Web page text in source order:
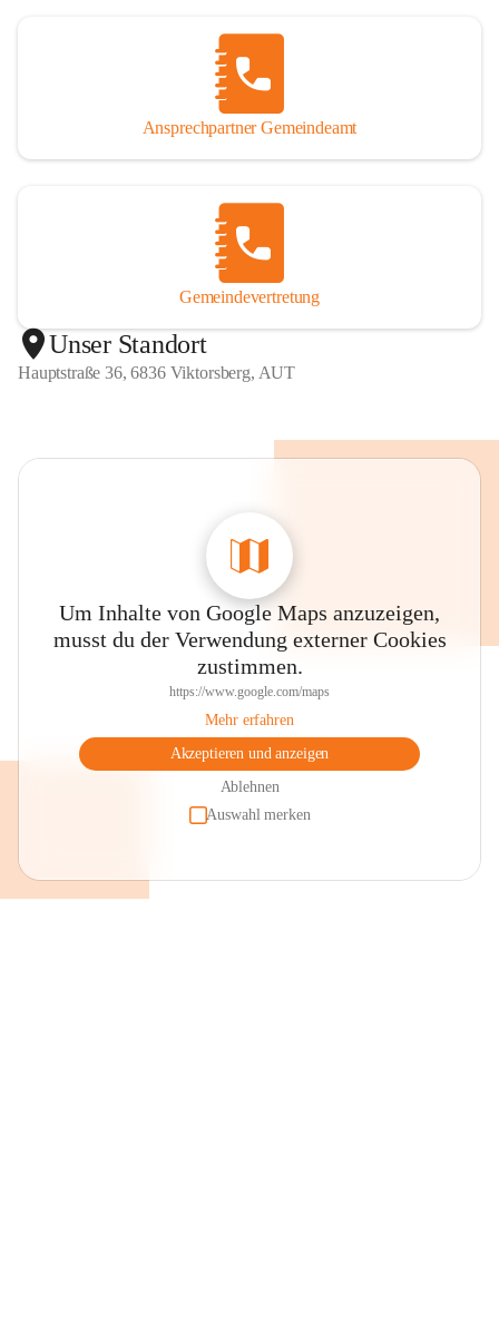
Ansprechpartner Gemeindeamt
Gemeindevertretung
Unser Standort
Hauptstraße 36, 6836 Viktorsberg, AUT
Um Inhalte von Google Maps anzuzeigen,
musst du der Verwendung externer Cookies
zustimmen.
https://www.google.com/maps
Mehr erfahren
Akzeptieren und anzeigen
Ablehnen
Auswahl merken